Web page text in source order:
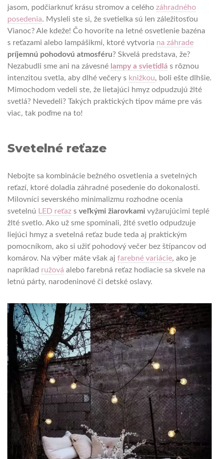
jasom, podčiarknuť krásu stromov a celého záhradného
posedenia. Mysleli ste si, že svetielka sú len záležitosťou
Vianoc? Ale kdeže! Čo hovoríte na letné osvetlenie bazéna
s reťazami alebo lampášikmi, ktoré vytvoria na záhrade
príjemnú pohodovú atmosféru? Skvelá predstava, že?
Nezabudli sme ani na závesné lampy a svietidlá s rôznou
intenzitou svetla, aby dlhé večery s knižkou, boli ešte dlhšie.
Mimochodom vedeli ste, že lietajúci hmyz odpudzujú žlté
svetlá? Nevedeli? Takých praktických tipov máme pre vás
viac, tak poďme na to!
Svetelné reťaze
Nebojte sa kombinácie bežného osvetlenia a svetelných
reťazí, ktoré doladia záhradné posedenie do dokonalosti.
Milovníci severského minimalizmu rozhodne ocenia
svetelnú LED reťaz s veľkými žiarovkami vyžarujúcimi teplé
žlté svetlo. Ako už sme spomínali, žlté svetlo odpudzuje
liejúci hmyz a svetelná reťaz bude teda aj praktickým
pomocníkom, ako si užiť pohodový večer bez štípancov od
komárov. Na výber máte však aj farebné variácie, ako je
napríklad ružová alebo farebná reťaz hodiacie sa skvele na
letnú párty, narodeninové či detské oslavy.